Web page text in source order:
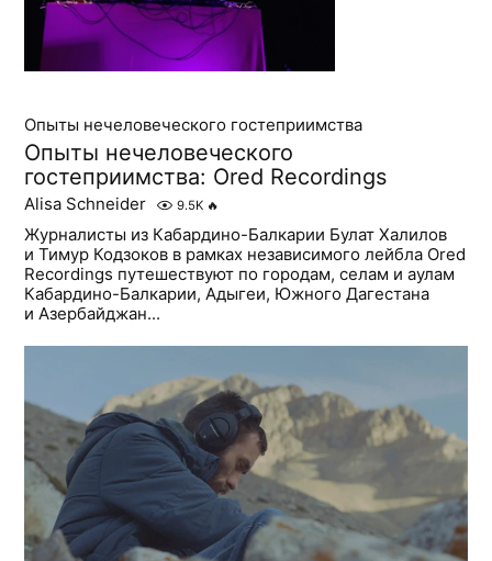
Опыты нечеловеческого гостеприимства
Опыты нечеловеческого
гостеприимства: Ored Recordings
Alisa Schneider 9.5K 🔥
Журналисты из Кабардино-Балкарии Булат Халилов
и Тимур Кодзоков в рамках независимого лейбла Ored
Recordings путешествуют по городам, селам и аулам
Кабардино-Балкарии, Адыгеи, Южного Дагестана
и Азербайджан...